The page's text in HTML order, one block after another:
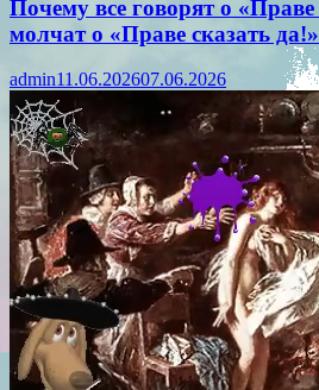
Почему все говорят о «Праве
молчат о «Праве сказать
admin11.06.202607.06.2026